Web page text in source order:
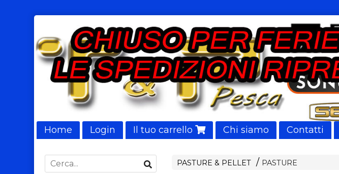
Home Login Il tuo carrello Chi siamo Contatti
PASTURE & PELLET PASTURE